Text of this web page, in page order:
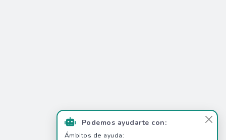
Podemos ayudarte con:
Ámbitos de ayuda: